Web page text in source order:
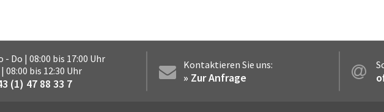
- Do | 08:00 bis 17:00 Uhr
08:00 bis 12:30 Uhr
(1) 47 88 33 7
Kontaktieren Sie uns:
» Zur Anfrage